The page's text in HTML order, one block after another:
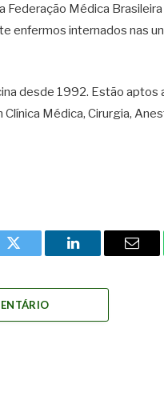
Federação Médica
enfermos internados nas
desde 1992. Estão aptos
Médica, Cirurgia,
Twitter LinkedIn